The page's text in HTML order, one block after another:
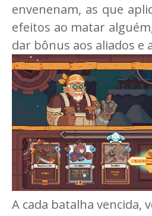
envenenam, as que
efeitos ao matar
dar bônus aos aliados e
A cada batalha vencida,